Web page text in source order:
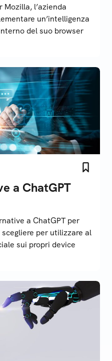
l’azienda
un’intelligenza
del suo browser
a ChatGPT
a ChatGPT per
per utilizzare al
sui propri device